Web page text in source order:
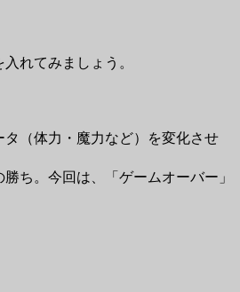
れてみましょう。
（体力・魔力など）を変化させ
ち。今回は、「ゲームオーバー」